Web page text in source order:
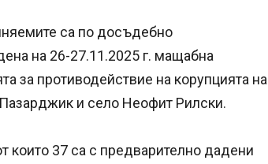
са по досъдебно
на 26-27.11.2025 г. мащабна
за противодействие на корупцията на
и село Неофит Рилски.
които 37 са с предварително дадени